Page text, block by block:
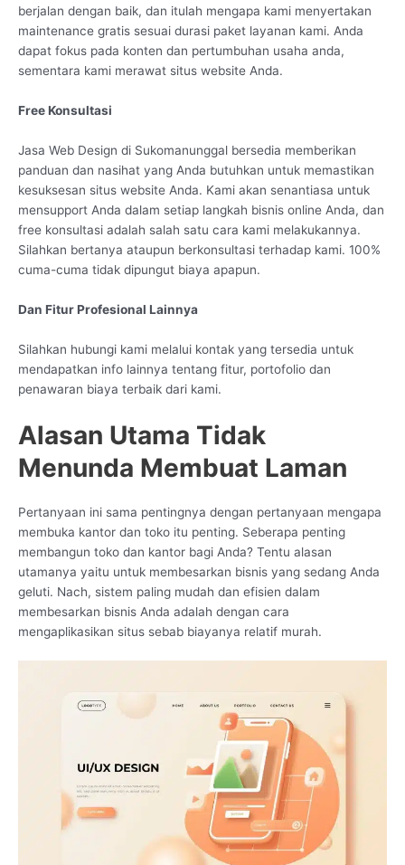
berjalan dengan baik, dan itulah mengapa kami menyertakan
maintenance gratis sesuai durasi paket layanan kami. Anda
dapat fokus pada konten dan pertumbuhan usaha anda,
sementara kami merawat situs website Anda.
Free Konsultasi
Jasa Web Design di Sukomanunggal bersedia memberikan
panduan dan nasihat yang Anda butuhkan untuk memastikan
kesuksesan situs website Anda. Kami akan senantiasa untuk
mensupport Anda dalam setiap langkah bisnis online Anda, dan
free konsultasi adalah salah satu cara kami melakukannya.
Silahkan bertanya ataupun berkonsultasi terhadap kami. 100%
cuma-cuma tidak dipungut biaya apapun.
Dan Fitur Profesional Lainnya
Silahkan hubungi kami melalui kontak yang tersedia untuk
mendapatkan info lainnya tentang fitur, portofolio dan
penawaran biaya terbaik dari kami.
Alasan Utama Tidak
Menunda Membuat Laman
Pertanyaan ini sama pentingnya dengan pertanyaan mengapa
membuka kantor dan toko itu penting. Seberapa penting
membangun toko dan kantor bagi Anda? Tentu alasan
utamanya yaitu untuk membesarkan bisnis yang sedang Anda
geluti. Nach, sistem paling mudah dan efisien dalam
membesarkan bisnis Anda adalah dengan cara
mengaplikasikan situs sebab biayanya relatif murah.